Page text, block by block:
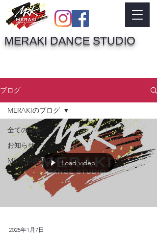
MERAKI DANCE STUDIO
ブログ
全ての記事
お知らせ
MERAKIのブログ
MERAKIのブログ
Load video
2025年1月7日